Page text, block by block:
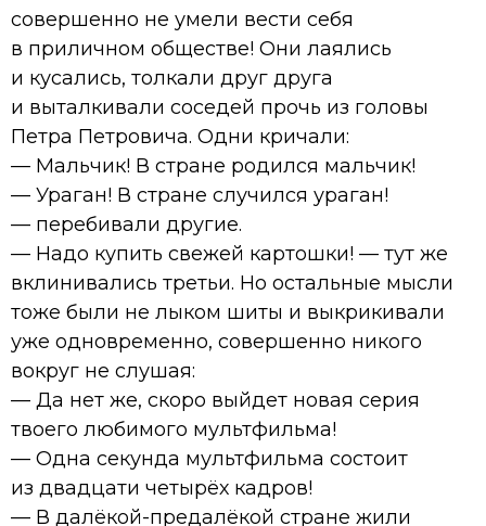
совершенно не умели вести себя
в приличном обществе! Они лаялись
и кусались, толкали друг друга
и выталкивали соседей прочь из головы
Петра Петровича. Одни кричали:
— Мальчик! В стране родился мальчик!
— Ураган! В стране случился ураган!
— перебивали другие.
— Надо купить свежей картошки! — тут же
вклинивались третьи. Но остальные мысли
тоже были не лыком шиты и выкрикивали
уже одновременно, совершенно никого
вокруг не слушая:
— Да нет же, скоро выйдет новая серия
твоего любимого мультфильма!
— Одна секунда мультфильма состоит
из двадцати четырёх кадров!
— В далёкой-предалёкой стране жили